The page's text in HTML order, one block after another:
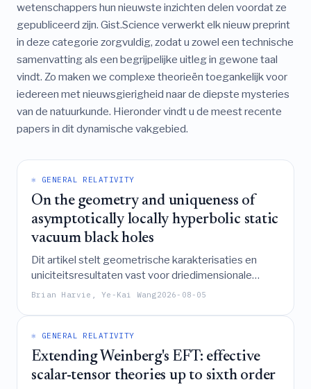
wetenschappers hun nieuwste inzichten delen voordat ze
gepubliceerd zijn. Gist.Science verwerkt elk nieuw preprint
in deze categorie zorgvuldig, zodat u zowel een technische
samenvatting als een begrijpelijke uitleg in gewone taal
vindt. Zo maken we complexe theorieën toegankelijk voor
iedereen met nieuwsgierigheid naar de diepste mysteries
van de natuurkunde. Hieronder vindt u de meest recente
papers in dit dynamische vakgebied.
⚛️ GENERAL RELATIVITY
On the geometry and uniqueness of
asymptotically locally hyperbolic static
vacuum black holes
Dit artikel stelt geometrische karakterisaties en
uniciteitsresultaten vast voor driedimensionale
asymptotisch lokaal hyperbolische statische vacuüm
krommingflow te ontwikkelen, die worden gebruikt
om rigiditeitstheorema's te bewijzen, een Chang-
Yang-Zhang vermoeden te ondersteunen en een
reverse Riemannse Penrose-ongelijkheid te
Brian Harvie, Ye-Kai Wang2026-08-05
⚛️ GENERAL RELATIVITY
Extending Weinberg's EFT: effective
scalar-tensor theories up to sixth order